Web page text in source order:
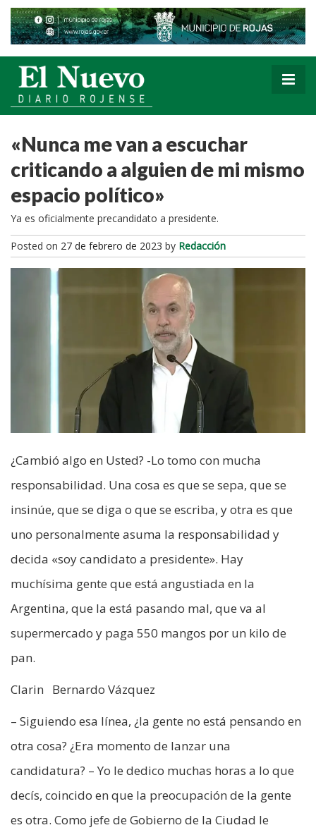
«Nunca me van a escuchar
criticando a alguien de mi mismo
espacio político»
Ya es oficialmente precandidato a presidente.
Posted on 27 de febrero de 2023 by Redacción
¿Cambió algo en Usted? -Lo tomo con mucha
responsabilidad. Una cosa es que se sepa, que se
insinúe, que se diga o que se escriba, y otra es que
uno personalmente asuma la responsabilidad y
decida «soy candidato a presidente». Hay
muchísima gente que está angustiada en la
Argentina, que la está pasando mal, que va al
supermercado y paga 550 mangos por un kilo de
pan.
Clarin Bernardo Vázquez
– Siguiendo esa línea, ¿la gente no está pensando en
otra cosa? ¿Era momento de lanzar una
candidatura? – Yo le dedico muchas horas a lo que
decís, coincido en que la preocupación de la gente
es otra. Como jefe de Gobierno de la Ciudad le